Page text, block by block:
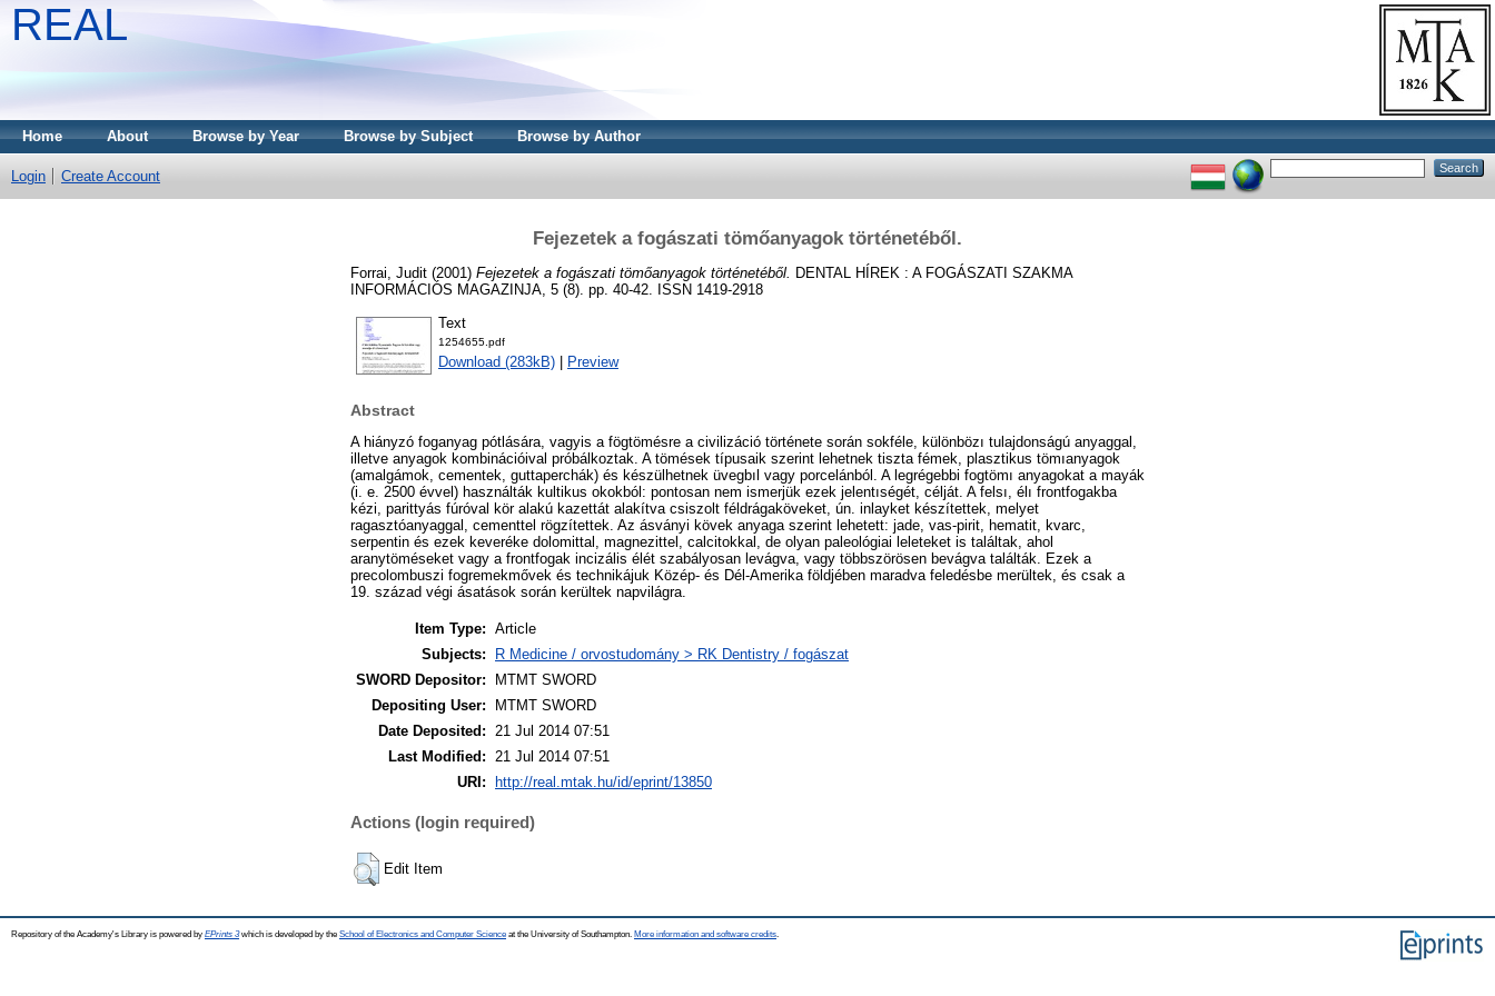
REAL
Home About Browse by Year Browse by Subject Browse by Author
Login Create Account
Fejezetek a fogászati tömőanyagok történetéből.
Forrai, Judit (2001) Fejezetek a fogászati tömőanyagok történetéből. DENTAL HÍREK : A FOGÁSZATI SZAKMA
INFORMÁCIÓS MAGAZINJA, 5 (8). pp. 40-42. ISSN 1419-2918
Text
1254655.pdf
Download (283kB) Preview
Abstract
A hiányzó foganyag pótlására, vagyis a fögtömésre a civilizáció története során sokféle, különbözı tulajdonságú anyaggal,
illetve anyagok kombinációival próbálkoztak. A tömések típusaik szerint lehetnek tiszta fémek, plasztikus tömıanyagok
(amalgámok, cementek, guttaperchák) és készülhetnek üvegbıl vagy porcelánból. A legrégebbi fogtömı anyagokat a mayák
(i. e. 2500 évvel) használták kultikus okokból: pontosan nem ismerjük ezek jelentıségét, célját. A felsı, élı frontfogakba
kézi, parittyás fúróval kör alakú kazettát alakítva csiszolt féldrágaköveket, ún. inlayket készítettek, melyet
ragasztóanyaggal, cementtel rögzítettek. Az ásványi kövek anyaga szerint lehetett: jade, vas-pirit, hematit, kvarc,
serpentin és ezek keveréke dolomittal, magnezittel, calcitokkal, de olyan paleológiai leleteket is találtak, ahol
aranytöméseket vagy a frontfogak incizális élét szabályosan levágva, vagy többszörösen bevágva találták. Ezek a
precolombuszi fogremekmővek és technikájuk Közép- és Dél-Amerika földjében maradva feledésbe merültek, és csak a
19. század végi ásatások során kerültek napvilágra.
Item Type: Article
Subjects:
R Medicine / orvostudomány > RK Dentistry / fogászat
SWORD Depositor:
MTMT SWORD
Depositing User:
MTMT SWORD
Date Deposited:
21 Jul 2014 07:51
Last Modified:
21 Jul 2014 07:51
URI: http://real.mtak.hu/id/eprint/13850
Actions (login required)
Edit Item
Repository of the Academy's Library is powered by EPrints 3which is developed by the School of Electronics and Computer Science at the University of Southampton. More information and software credits